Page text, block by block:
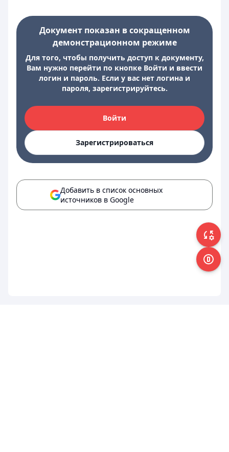
Документ показан в сокращенном
демонстрационном режиме
Для того, чтобы получить доступ к документу,
Вам нужно перейти по кнопке Войти и ввести
логин и пароль. Если у вас нет логина и
пароля, зарегистрируйтесь.
Войти
Зарегистрироваться
Добавить в список основных
источников в Google